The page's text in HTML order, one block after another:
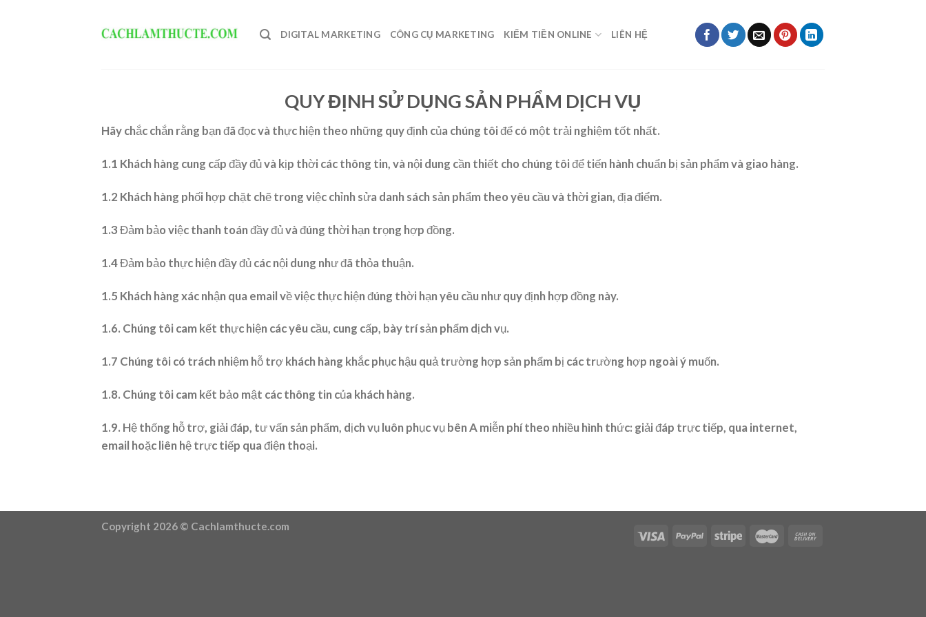
DIGITAL MARKETING CÔNG CỤ MARKETING KIẾM TIỀN ONLINE LIÊN HỆ
QUY ĐỊNH SỬ DỤNG SẢN PHẨM DỊCH VỤ
Hãy chắc chắn rằng bạn đã đọc và thực hiện theo những quy định của chúng tôi để có một trải nghiệm tốt nhất.
1.1 Khách hàng cung cấp đầy đủ và kịp thời các thông tin, và nội dung cần thiết cho chúng tôi để tiến hành chuẩn bị sản phẩm và giao hàng.
1.2 Khách hàng phối hợp chặt chẽ trong việc chỉnh sửa danh sách sản phẩm theo yêu cầu và thời gian, địa điểm.
1.3 Đảm bảo việc thanh toán đầy đủ và đúng thời hạn trọng hợp đồng.
1.4 Đảm bảo thực hiện đầy đủ các nội dung như đã thỏa thuận.
1.5 Khách hàng xác nhận qua email về việc thực hiện đúng thời hạn yêu cầu như quy định hợp đồng này.
1.6. Chúng tôi cam kết thực hiện các yêu cầu, cung cấp, bày trí sản phẩm dịch vụ.
1.7 Chúng tôi có trách nhiệm hỗ trợ khách hàng khắc phục hậu quả trường hợp sản phẩm bị các trường hợp ngoài ý muốn.
1.8. Chúng tôi cam kết bảo mật các thông tin của khách hàng.
1.9. Hệ thống hỗ trợ, giải đáp, tư vấn sản phẩm, dịch vụ luôn phục vụ bên A miễn phí theo nhiều hình thức: giải đáp trực tiếp, qua internet,
email hoặc liên hệ trực tiếp qua điện thoại.
Copyright 2026 © Cachlamthucte.com